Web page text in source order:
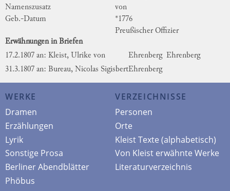
Namenszusatz
von
Geb.-Datum
*1776
Preußischer Offizier
Erwähnungen in Briefen
17.2.1807 an: Kleist, Ulrike von
Ehrenberg Ehrenberg
31.3.1807 an: Bureau, Nicolas SigisbertEhrenberg
WERKE
Dramen
Erzählungen
Lyrik
Sonstige Prosa
Berliner Abendblätter
Phöbus
VERZEICHNISSE
Personen
Orte
Kleist Texte (alphabetisch)
Von Kleist erwähnte Werke
Literaturverzeichnis